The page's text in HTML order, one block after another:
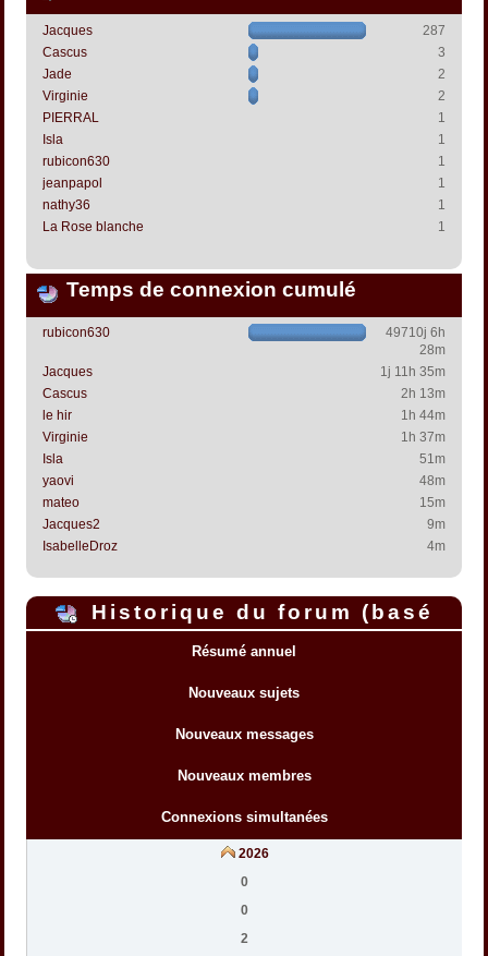
Jacques
287
Cascus
3
Jade
2
Virginie
2
PIERRAL
1
Isla
1
rubicon630
1
jeanpapol
1
nathy36
1
La Rose blanche
1
Temps de connexion cumulé
rubicon630
49710j 6h
28m
Jacques
1j 11h 35m
Cascus
2h 13m
le hir
1h 44m
Virginie
1h 37m
Isla
51m
yaovi
48m
mateo
15m
Jacques2
9m
IsabelleDroz
4m
Historique du forum (basé
sur l'heure interne du forum)
Résumé annuel
Nouveaux sujets
Nouveaux messages
Nouveaux membres
Connexions simultanées
2026
0
0
2